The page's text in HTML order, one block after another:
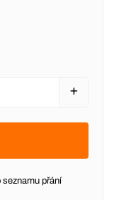
seznamu přání